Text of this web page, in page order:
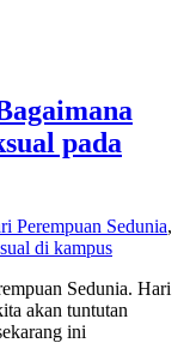
pada
Perempuan Sedunia,
di kampus
Sedunia. Hari
akan tuntutan
ini